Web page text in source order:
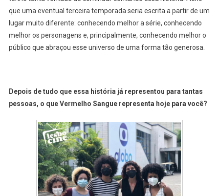
que uma eventual terceira temporada seria escrita a partir de um
lugar muito diferente: conhecendo melhor a série, conhecendo
melhor os personagens e, principalmente, conhecendo melhor o
público que abraçou esse universo de uma forma tão generosa.
Depois de tudo que essa história já representou para tantas
pessoas, o que Vermelho Sangue representa hoje para você?